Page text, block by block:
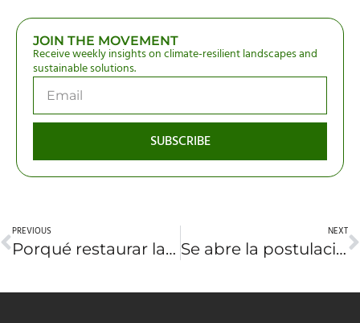
JOIN THE MOVEMENT
Receive weekly insights on climate-resilient landscapes and
sustainable solutions.
SUBSCRIBE
PREVIOUS
Porqué restaurar las montañas del mundo es importante para todas y todos
NEXT
Se abre la postulación de candidaturas para el Premio Wangari Maathai Defensores de los Bosques